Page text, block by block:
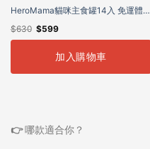
HeroMama貓咪主食罐14入 免運體驗
組
$630 $599
加入購物車
👉 哪款適合你？